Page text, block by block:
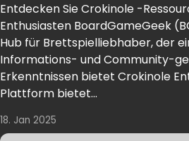
Entdecken Sie Crokinole -
Enthusiasten BoardGameGeek
Hub für Brettspielliebhaber, der
Informations- und Community-
Erkenntnissen bietet Crokinole
Plattform bietet...
18. Jan 2025